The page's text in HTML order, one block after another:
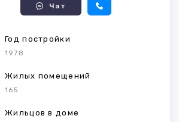
Чат
Год постройки
1978
Жилых помещений
165
Жильцов в доме